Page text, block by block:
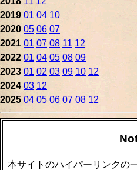
2019 01 04 10
2020 05 06 07
2021 01 07 08 11 12
2022 01 04 05 08 09
2023 01 02 03 09 10 12
2024 03 12
2025 04 05 06 07 08 12
本サイトのハイパーリンクの